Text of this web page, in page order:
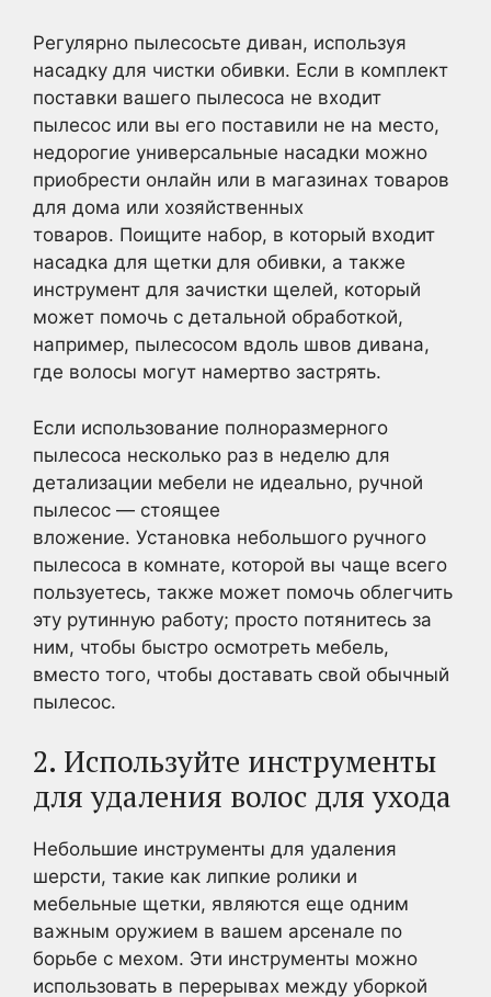
Регулярно пылесосьте диван, используя
насадку для чистки обивки. Если в комплект
поставки вашего пылесоса не входит
пылесос или вы его поставили не на место,
недорогие универсальные насадки можно
приобрести онлайн или в магазинах товаров
для дома или хозяйственных
товаров. Поищите набор, в который входит
насадка для щетки для обивки, а также
инструмент для зачистки щелей, который
может помочь с детальной обработкой,
например, пылесосом вдоль швов дивана,
где волосы могут намертво застрять.
Если использование полноразмерного
пылесоса несколько раз в неделю для
детализации мебели не идеально, ручной
пылесос — стоящее
вложение. Установка небольшого ручного
пылесоса в комнате, которой вы чаще всего
пользуетесь, также может помочь облегчить
эту рутинную работу; просто потянитесь за
ним, чтобы быстро осмотреть мебель,
вместо того, чтобы доставать свой обычный
пылесос.
2. Используйте инструменты
для удаления волос для ухода
Небольшие инструменты для удаления
шерсти, такие как липкие ролики и
мебельные щетки, являются еще одним
важным оружием в вашем арсенале по
борьбе с мехом. Эти инструменты можно
использовать в перерывах между уборкой